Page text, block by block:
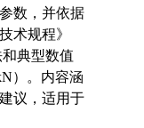
数，并依据
术规程》
典型数值
）。内容涵
议，适用于